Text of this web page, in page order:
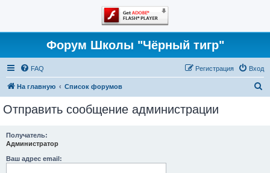
Форум Школы "Чёрный тигр"
FAQ Вход
Регистрация
На главную Список форумов
Отправить сообщение администрации
Получатель:
Администратор
Ваш адрес email: